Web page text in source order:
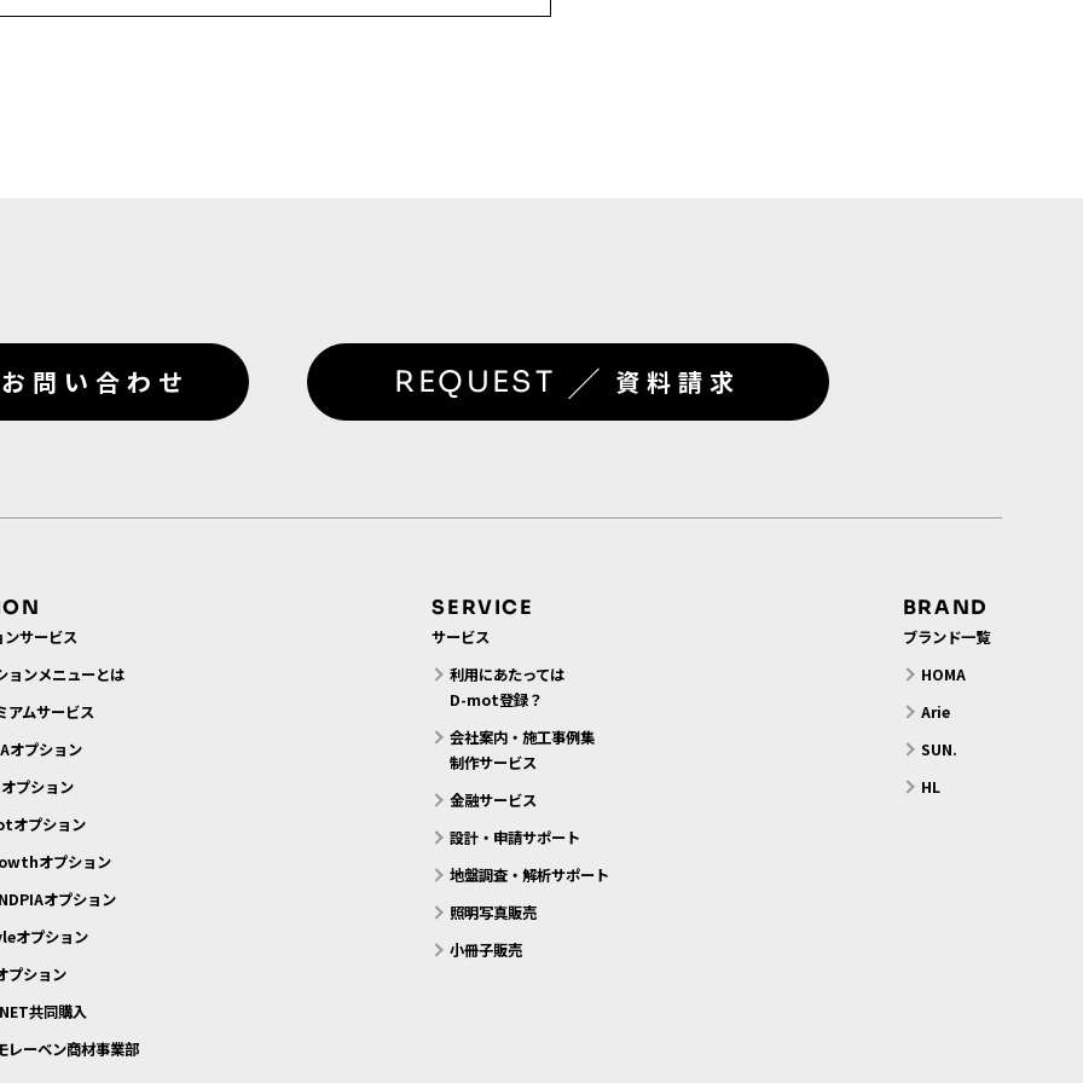
お問い合わせ REQUEST ／ 資料請求
ンサービス
ョンメニューとは
アムサービス
オプション
プション
オプション
オプション
オプション
オプション
プション
共同購入
レーベン商材事業部
SERVICE
サービス
利用にあたっては
D-mot登録？
会社案内・施工事例集
制作サービス
金融サービス
設計・申請サポート
地盤調査・解析サポート
照明写真販売
小冊子販売
BRAND
ブランド一覧
HOMA
Arie
SUN.
HL